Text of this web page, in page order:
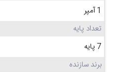
1 آمپر
تعداد پایه
7 پایه
برند سازنده